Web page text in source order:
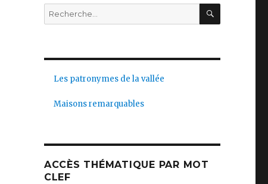
Recherche
pour :
Les patronymes de la vallée
Maisons remarquables
ACCÈS THÉMATIQUE PAR MOT
CLEF